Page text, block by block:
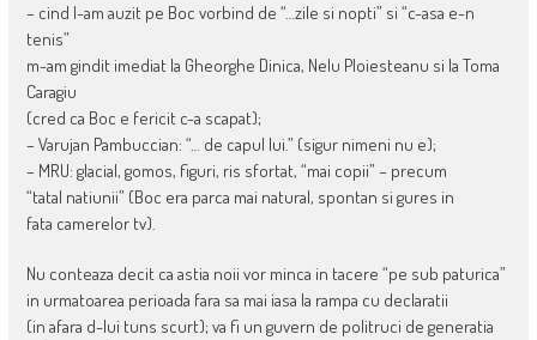
– cind l-am auzit pe Boc vorbind de “…zile si nopti” si “c-asa e-n
tenis”
m-am gindit imediat la Gheorghe Dinica, Nelu Ploiesteanu si la Toma
Caragiu
(cred ca Boc e fericit c-a scapat);
– Varujan Pambuccian: “… de capul lui.” (sigur nimeni nu e);
– MRU: glacial, gomos, figuri, ris sfortat, “mai copii” – precum
“tatal natiunii” (Boc era parca mai natural, spontan si gures in
fata camerelor tv).
Nu conteaza decit ca astia noii vor minca in tacere “pe sub paturica”
in urmatoarea perioada fara sa mai iasa la rampa cu declaratii
(in afara d-lui tuns scurt); va fi un guvern de politruci de generatia